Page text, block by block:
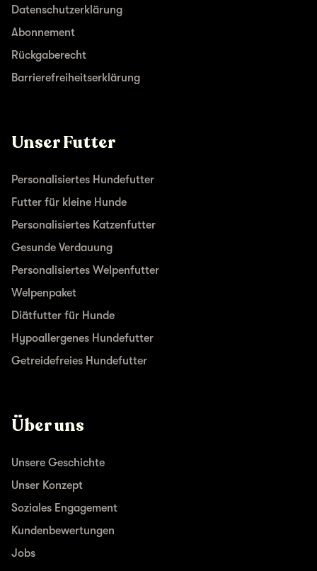
Datenschutzerklärung
Abonnement
Rückgaberecht
Barrierefreiheitserklärung
Unser Futter
Personalisiertes Hundefutter
Futter für kleine Hunde
Personalisiertes Katzenfutter
Gesunde Verdauung
Personalisiertes Welpenfutter
Welpenpaket
Diätfutter für Hunde
Hypoallergenes Hundefutter
Getreidefreies Hundefutter
Über uns
Unsere Geschichte
Unser Konzept
Soziales Engagement
Kundenbewertungen
Jobs